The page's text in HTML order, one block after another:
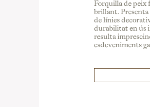
Forquilla de peix
brillant. Presenta
de línies
durabilitat en ús
resulta
esdeveniments